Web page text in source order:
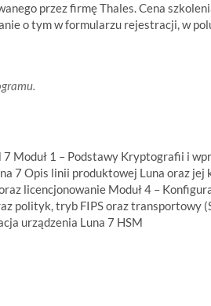
przez firmę Thales. Cena
o tym w formularzu rejestracji, w
Moduł 1 – Podstawy Kryptografii i
7 Opis linii produktowej Luna oraz jej
licencjonowanie Moduł 4 –
polityk, tryb FIPS oraz transportowy
urządzenia Luna 7 HSM